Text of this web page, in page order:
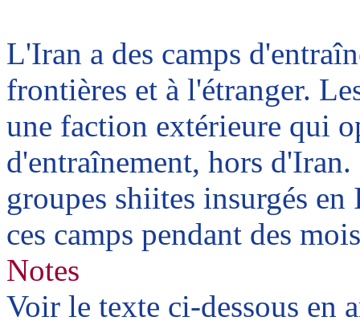
L'Iran a des camps
frontières et à l'étranger.
une faction extérieure qui
d'entraînement, hors
groupes shiites insurgés
ces camps pendant des
Notes
Voir le texte ci-dessous en